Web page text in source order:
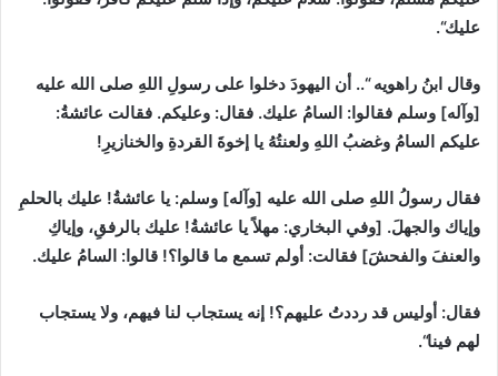
عليك“
.
وقال ابنُ راهويه“.. أن اليهودَ دخلوا على رسولِ اللهِ صلى الله عليه
[وآله] وسلم فقالوا : السامُ عليك. فقال: وعليكم. فقالت عائشةُ:
عليكم السامُ وغضبُ اللهِ ولعنتُهُ يا ‌إخوةَ ‌القردةِ ‌والخنازيرِ !
فقال رسولُ اللهِ صلى الله عليه [وآله] وسلم: يا عائشةُ! عليك بالحلمِ
وإياك والجهلَ. [وفي البخاري: مهلاً يا عائشةُ! عليك بالرفقِ، وإياكِ
والعنفَ والفحشَ] فقالت: أولم تسمع ما قالوا؟! قالوا : السامُ عليك.
فقال: أوليس قد رددتُ عليهم؟! إنه يستجاب لنا فيهم، ولا يستجاب
لهم فينا“
.